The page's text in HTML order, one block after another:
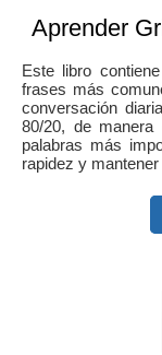
Aprender
Este libro
frases más
conversación
80/20, de
palabras más
rapidez y